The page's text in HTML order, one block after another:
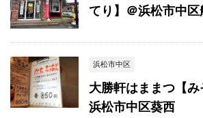
てり】＠浜松市中区
浜松市中区
大勝軒はままつ【
浜松市中区葵西